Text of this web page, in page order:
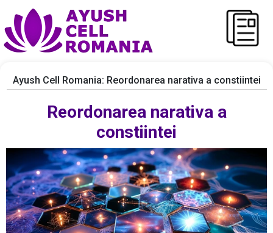
Ayush Cell Romania: Reordonarea narativa a constiintei
Reordonarea narativa a
constiintei